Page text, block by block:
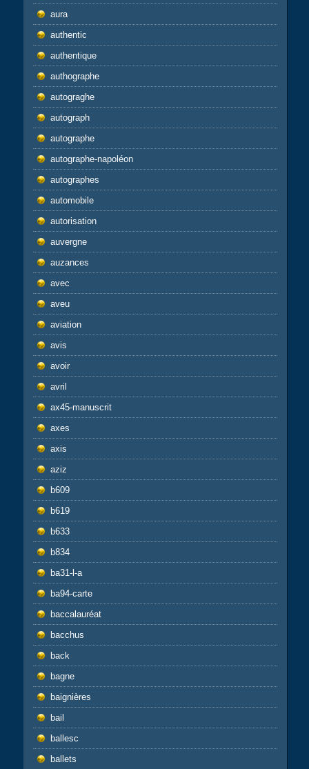
aura
authentic
authentique
authographe
autograghe
autograph
autographe
autographe-napoléon
autographes
automobile
autorisation
auvergne
auzances
avec
aveu
aviation
avis
avoir
avril
ax45-manuscrit
axes
axis
aziz
b609
b619
b633
b834
ba31-l-a
ba94-carte
baccalauréat
bacchus
back
bagne
baignières
bail
ballesc
ballets